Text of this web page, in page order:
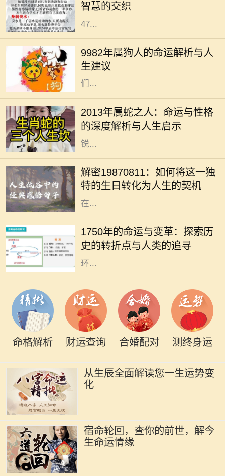
智慧的交织
向息息相关。今天，我们将深入探讨
47...
9982年属狗人的命运解析与人
生建议
在中国传统文化中，生肖被认为与个
人的命运有着密切的关系。1982年属
狗的人，正如生肖所示，忠诚、聪慧
且责任心强。他们的性格特征使得他
们...
2013年属蛇之人：命运与性格
的深度解析与人生启示
在中国传统文化中，生肖不仅仅是一
个出生年份的标识，更是与命运、性
格息息相关的一种符号。2013年是蛇
年，属蛇的人往往被认为是智慧与敏
锐...
解密19870811：如何将这一独
特的生日转化为人生的契机
在中国文化中，出生日期常常被用作
命理分析的重要依据。1987年8月11
日出生的人士，有着独特的命格，这
不仅影响着性格、人际关系，还有潜
在...
1750年的命运与变革：探索历
史的转折点与人类的追寻
1750年是一个重要的历史节点，它标
志着人类社会在工业化、科学和文化
等多个领域的变革。从农业社会向工
业社会的转变，折射出人类对生活及
环...
命格解析 财运查询 合婚配对 测终身运
从生辰全面解读您一生运势变
化
宿命轮回，查你的前世，解今
生命运情缘